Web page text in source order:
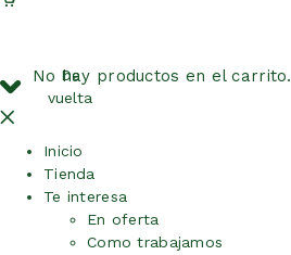
No hay productos en el carrito.
De
vuelta
Inicio
Tienda
Te interesa
En oferta
Como trabajamos